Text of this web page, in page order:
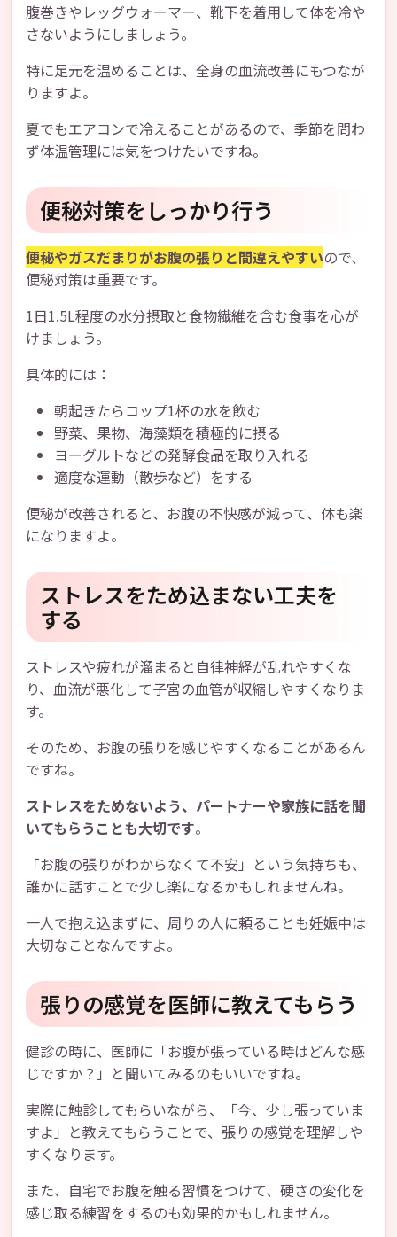
腹巻きやレッグウォーマー、靴下を着用して体を冷や
さないようにしましょう。
特に足元を温めることは、全身の血流改善にもつなが
りますよ。
夏でもエアコンで冷えることがあるので、季節を問わ
ず体温管理には気をつけたいですね。
便秘対策をしっかり行う
便秘やガスだまりがお腹の張りと間違えやすいので、
便秘対策は重要です。
1日1.5L程度の水分摂取と食物繊維を含む食事を心が
けましょう。
具体的には：
朝起きたらコップ1杯の水を飲む
野菜、果物、海藻類を積極的に摂る
ヨーグルトなどの発酵食品を取り入れる
適度な運動（散歩など）をする
便秘が改善されると、お腹の不快感が減って、体も楽
になりますよ。
ストレスをため込まない工夫を
する
ストレスや疲れが溜まると自律神経が乱れやすくな
り、血流が悪化して子宮の血管が収縮しやすくなりま
す。
そのため、お腹の張りを感じやすくなることがあるん
ですね。
ストレスをためないよう、パートナーや家族に話を聞
いてもらうことも大切です。
「お腹の張りがわからなくて不安」という気持ちも、
誰かに話すことで少し楽になるかもしれませんね。
一人で抱え込まずに、周りの人に頼ることも妊娠中は
大切なことなんですよ。
張りの感覚を医師に教えてもらう
健診の時に、医師に「お腹が張っている時はどんな感
じですか？」と聞いてみるのもいいですね。
実際に触診してもらいながら、「今、少し張っていま
すよ」と教えてもらうことで、張りの感覚を理解しや
すくなります。
また、自宅でお腹を触る習慣をつけて、硬さの変化を
感じ取る練習をするのも効果的かもしれません。